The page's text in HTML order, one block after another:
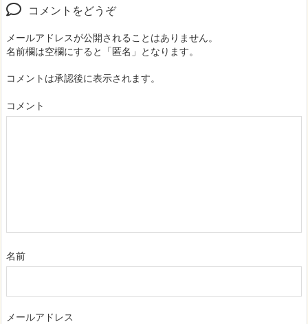
コメントをどうぞ
メールアドレスが公開されることはありません。
名前欄は空欄にすると「匿名」となります。
コメントは承認後に表示されます。
コメント
名前
メールアドレス